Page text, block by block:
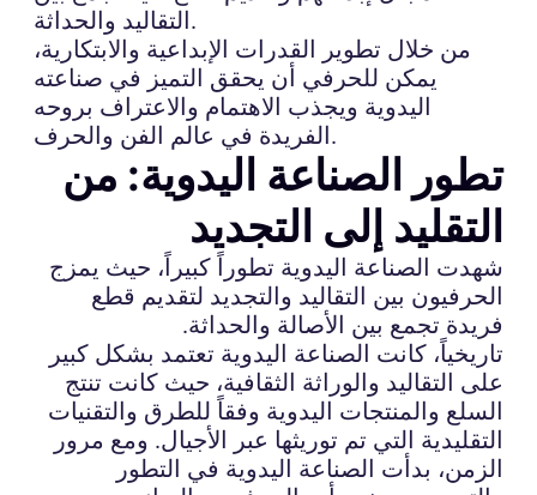
التقاليد والحداثة.
من خلال تطوير القدرات الإبداعية والابتكارية،
يمكن للحرفي أن يحقق التميز في صناعته
اليدوية ويجذب الاهتمام والاعتراف بروحه
الفريدة في عالم الفن والحرف.
تطور الصناعة اليدوية: من
التقليد إلى التجديد
شهدت الصناعة اليدوية تطوراً كبيراً، حيث يمزج
الحرفيون بين التقاليد والتجديد لتقديم قطع
فريدة تجمع بين الأصالة والحداثة.
تاريخياً، كانت الصناعة اليدوية تعتمد بشكل كبير
على التقاليد والوراثة الثقافية، حيث كانت تنتج
السلع والمنتجات اليدوية وفقاً للطرق والتقنيات
التقليدية التي تم توريثها عبر الأجيال. ومع مرور
الزمن، بدأت الصناعة اليدوية في التطور